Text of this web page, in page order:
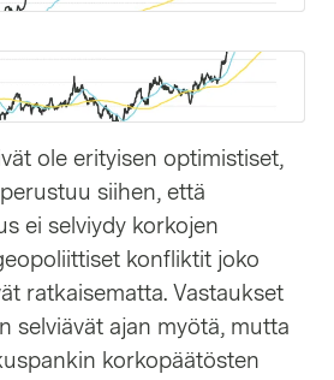
ole erityisen optimistiset,
siihen, että
ei selviydy korkojen
konfliktit joko
ratkaisematta. Vastaukset
selviävät ajan myötä, mutta
korkopäätösten